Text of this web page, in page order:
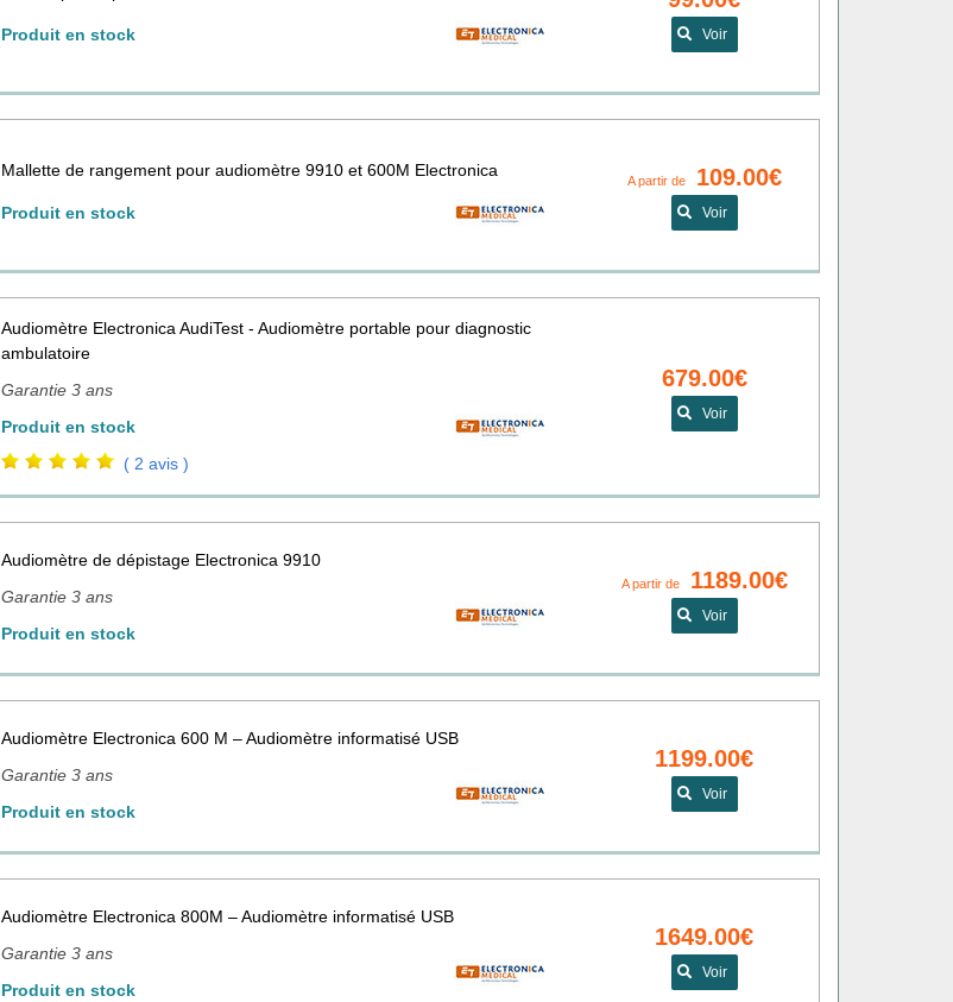
Produit en stock Voir
Mallette de rangement pour audiomètre 9910 et 600M Electronica
Produit en stock
A partir de 109.00€
Voir
Audiomètre Electronica AudiTest - Audiomètre portable pour diagnostic
ambulatoire
Garantie 3 ans
Produit en stock
( 2 avis )
679.00€
Voir
Audiomètre de dépistage Electronica 9910
Garantie 3 ans
Produit en stock
A partir de 1189.00€
Voir
Audiomètre Electronica 600 M – Audiomètre informatisé USB
Garantie 3 ans
Produit en stock
1199.00€
Voir
Audiomètre Electronica 800M – Audiomètre informatisé USB
Garantie 3 ans
Produit en stock
1649.00€
Voir